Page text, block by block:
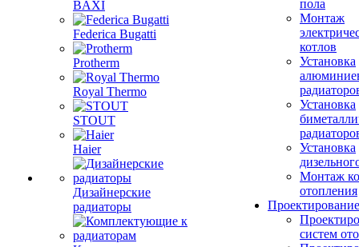
BAXI
Federica Bugatti
Protherm
Royal Thermo
STOUT
Haier
Дизайнерские
радиаторы
пола
Монтаж
котлов
Установка
Установка
Установка
Монтаж
отопления
Проектирование
систем